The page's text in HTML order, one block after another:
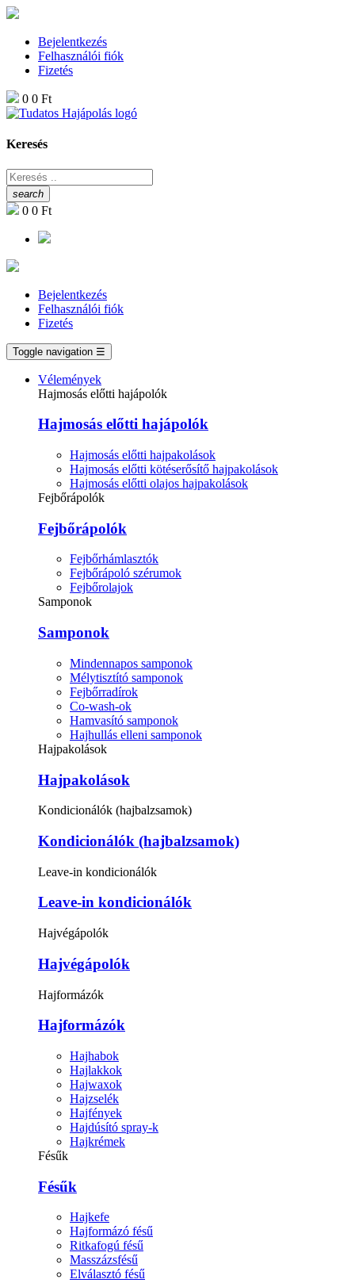
Bejelentkezés
Felhasználói fiók
Fizetés
0 0 Ft
Keresés
search
0 0 Ft
Bejelentkezés
Felhasználói fiók
Fizetés
Toggle navigation ☰
Vélemények
Hajmosás előtti hajápolók
Hajmosás előtti hajápolók
Hajmosás előtti hajpakolások
Hajmosás előtti kötéserősítő hajpakolások
Hajmosás előtti olajos hajpakolások
Fejbőrápolók
Fejbőrápolók
Fejbőrhámlasztók
Fejbőrápoló szérumok
Fejbőrolajok
Samponok
Samponok
Mindennapos samponok
Mélytisztító samponok
Fejbőrradírok
Co-wash-ok
Hamvasító samponok
Hajhullás elleni samponok
Hajpakolások
Hajpakolások
Kondicionálók (hajbalzsamok)
Kondicionálók (hajbalzsamok)
Leave-in kondicionálók
Leave-in kondicionálók
Hajvégápolók
Hajvégápolók
Hajformázók
Hajformázók
Hajhabok
Hajlakkok
Hajwaxok
Hajzselék
Hajfények
Hajdúsító spray-k
Hajkrémek
Fésűk
Fésűk
Hajkefe
Hajformázó fésű
Ritkafogú fésű
Masszázsfésű
Elválasztó fésű